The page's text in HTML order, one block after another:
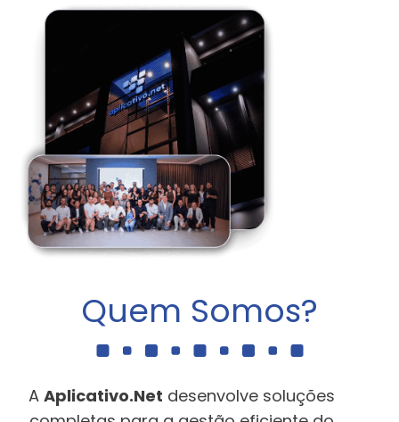
Quem Somos?
A Aplicativo.Net desenvolve soluções